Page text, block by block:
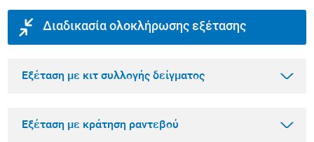
Διαδικασία ολοκλήρωσης εξέτασης
Εξέταση με κιτ συλλογής δείγματος
Εξέταση με κράτηση ραντεβού